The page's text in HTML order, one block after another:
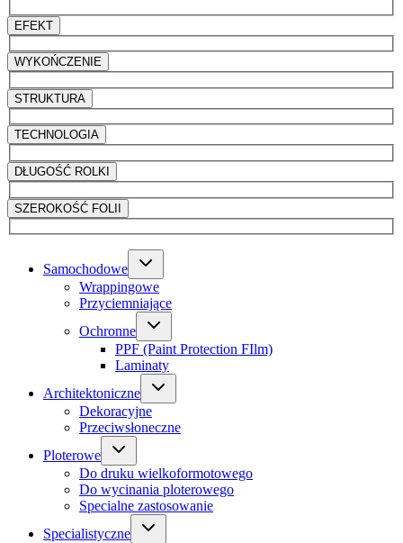
EFEKT
WYKOŃCZENIE
STRUKTURA
TECHNOLOGIA
DŁUGOŚĆ ROLKI
SZEROKOŚĆ FOLII
Samochodowe
Wrappingowe
Przyciemniające
Ochronne
PPF (Paint Protection FIlm)
Laminaty
Architektoniczne
Dekoracyjne
Przeciwsłoneczne
Ploterowe
Do druku wielkoformotowego
Do wycinania ploterowego
Specialne zastosowanie
Specialistyczne